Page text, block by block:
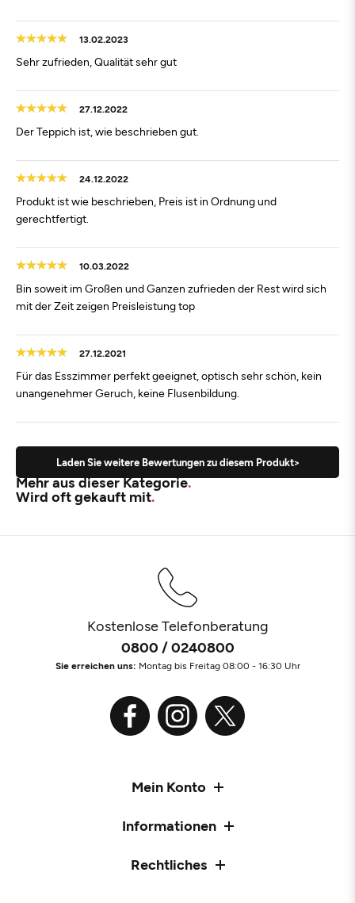
13.02.2023
Sehr zufrieden, Qualität sehr gut
27.12.2022
Der Teppich ist, wie beschrieben gut.
24.12.2022
Produkt ist wie beschrieben, Preis ist in Ordnung und
gerechtfertigt.
10.03.2022
Bin soweit im Großen und Ganzen zufrieden der Rest wird sich
mit der Zeit zeigen Preisleistung top
27.12.2021
Für das Esszimmer perfekt geeignet, optisch sehr schön, kein
unangenehmer Geruch, keine Flusenbildung.
Laden Sie weitere Bewertungen zu diesem Produkt>
Mehr aus dieser Kategorie
Wird oft gekauft mit
Kostenlose Telefonberatung
0800 / 0240800
Sie erreichen uns: Montag bis Freitag 08:00 - 16:30 Uhr
Mein Konto
Informationen
Rechtliches